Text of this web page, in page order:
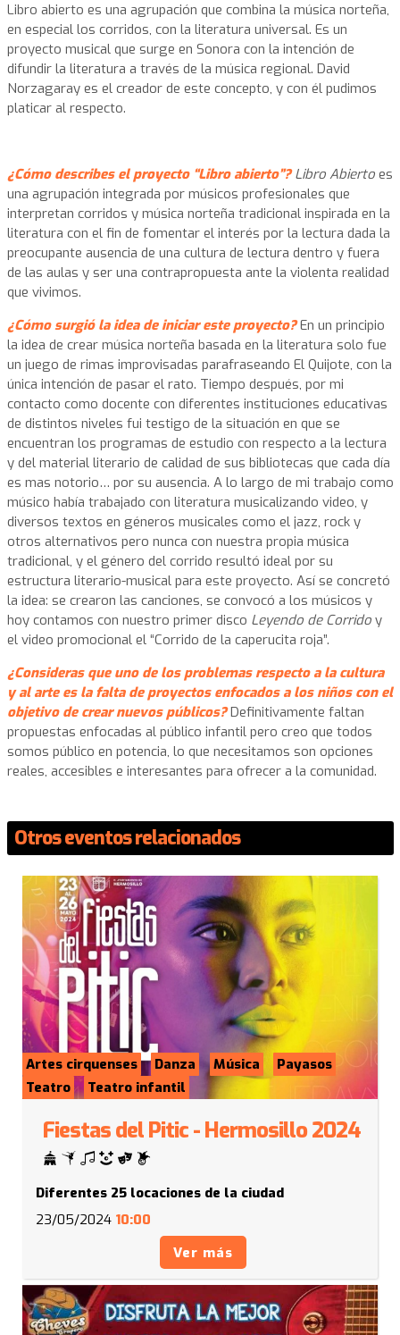
Libro abierto es una agrupación que combina la música norteña,
en especial los corridos, con la literatura universal. Es un
proyecto musical que surge en Sonora con la intención de
difundir la literatura a través de la música regional. David
Norzagaray es el creador de este concepto, y con él pudimos
platicar al respecto.
¿Cómo describes el proyecto “Libro abierto”?Libro Abiertoes
una agrupación integrada por músicos profesionales que
interpretan corridos y música norteña tradicional inspirada en la
literatura con el fin de fomentar el interés por la lectura dada la
preocupante ausencia de una cultura de lectura dentro y fuera
de las aulas y ser una contrapropuesta ante la violenta realidad
que vivimos.
¿Cómo surgió la idea de iniciar este proyecto?En un principio
la idea de crear música norteña basada en la literatura solo fue
un juego de rimas improvisadas parafraseando El Quijote, con la
única intención de pasar el rato. Tiempo después, por mi
contacto como docente con diferentes instituciones educativas
de distintos niveles fui testigo de la situación en que se
encuentran los programas de estudio con respecto a la lectura
y del material literario de calidad de sus bibliotecas que cada día
es mas notorio… por su ausencia. A lo largo de mi trabajo como
músico había trabajado con literatura musicalizando video, y
diversos textos en géneros musicales como el jazz, rock y
otros alternativos pero nunca con nuestra propia música
tradicional, y el género del corrido resultó ideal por su
estructura literario-musical para este proyecto. Así se concretó
la idea: se crearon las canciones, se convocó a los músicos y
hoy contamos con nuestro primer disco Leyendo de Corridoy
el video promocional el “Corrido de la caperucita roja”.
¿Consideras que uno de los problemas respecto a la cultura
y al arte es la falta de proyectos enfocados a los niños con el
objetivo de crear nuevos públicos?Definitivamente faltan
propuestas enfocadas al público infantil pero creo que todos
somos público en potencia, lo que necesitamos son opciones
reales, accesibles e interesantes para ofrecer a la comunidad.
Otros eventos relacionados
Artes cirquenses Danza Música
Payasos
Teatro
Teatro infantil
Fiestas del Pitic - Hermosillo 2024
Diferentes 25 locaciones de la ciudad
23/05/2024 10:00
Ver más